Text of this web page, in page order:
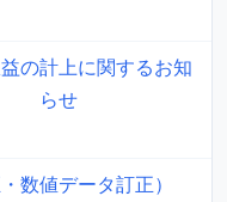
の計上に関するお知
らせ
・数値データ訂正）